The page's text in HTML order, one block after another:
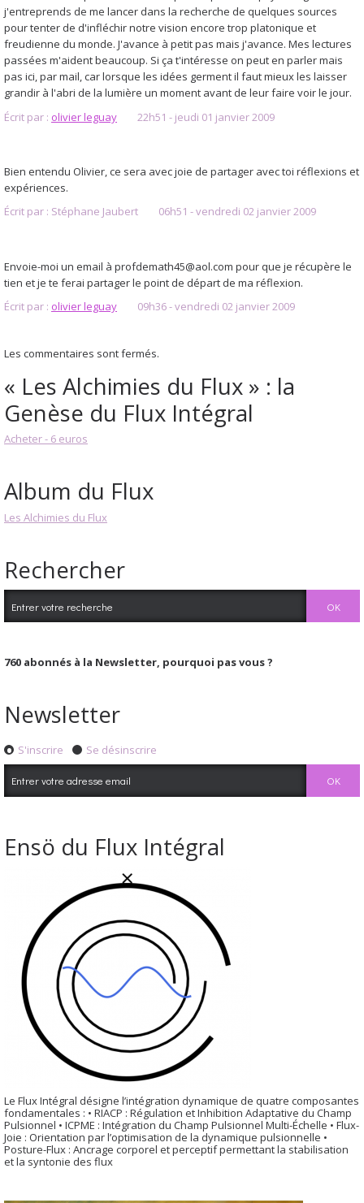
j'entreprends de me lancer dans la recherche de quelques sources
pour tenter de d'infléchir notre vision encore trop platonique et
freudienne du monde. J'avance à petit pas mais j'avance. Mes lectures
passées m'aident beaucoup. Si ça t'intéresse on peut en parler mais
pas ici, par mail, car lorsque les idées germent il faut mieux les laisser
grandir à l'abri de la lumière un moment avant de leur faire voir le jour.
Écrit par : olivier leguay 22h51 - jeudi 01 janvier 2009
Bien entendu Olivier, ce sera avec joie de partager avec toi réflexions et
expériences.
Écrit par : Stéphane Jaubert 06h51 -vendredi 02 janvier 2009
Envoie-moi un email à profdemath45@aol.com pour que je récupère le
tien et je te ferai partager le point de départ de ma réflexion.
Écrit par : olivier leguay 09h36-vendredi 02 janvier 2009
Les commentaires sont fermés.
« Les Alchimies du Flux » : la
Genèse du Flux Intégral
Acheter - 6 euros
Album du Flux
Les Alchimies du Flux
Rechercher
760 abonnés à la Newsletter, pourquoi pas vous ?
Newsletter
S'inscrire Se désinscrire
Ensö du Flux Intégral
Le Flux Intégral désigne l’intégration dynamique de quatre composantes
fondamentales : • RIACP : Régulation et Inhibition Adaptative du Champ
Pulsionnel • ICPME : Intégration du Champ Pulsionnel Multi-Échelle • Flux-
Joie : Orientation par l’optimisation de la dynamique pulsionnelle •
Posture-Flux : Ancrage corporel et perceptif permettant la stabilisation
et la syntonie des flux